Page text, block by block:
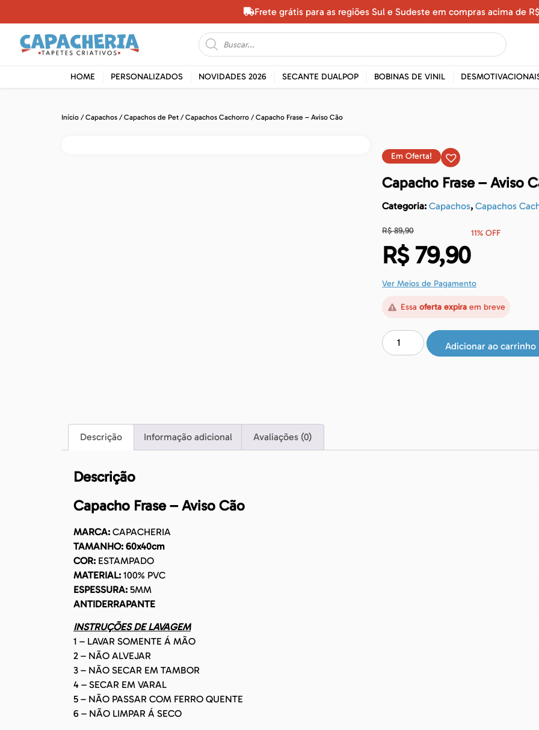
Frete grátis para as regiões Sul e Sudeste em compras acima de
HOME PERSONALIZADOS NOVIDADES 2026 SECANTE DUALPOP BOBINAS DE VINIL
Início /Capachos /Capachos de Pet /Capachos Cachorro / Capacho Frase – Aviso Cão
Em Oferta!
Capacho Frase – Aviso
Categoria: Capachos, Capachos
R$89,90
R$79,90
11% OFF
Ver Meios de Pagamento
Essa oferta expiraem breve
Adicionar ao carrinho
Descrição Informação adicional Avaliações (0)
Descrição
Capacho Frase – Aviso Cão
MARCA: CAPACHERIA
TAMANHO: 60x40cm
COR: ESTAMPADO
MATERIAL: 100% PVC
ESPESSURA: 5MM
ANTIDERRAPANTE
INSTRUÇÕES DE LAVAGEM
1 – LAVAR SOMENTE Á MÃO
2 – NÃO ALVEJAR
3 – NÃO SECAR EM TAMBOR
4 – SECAR EM VARAL
5 – NÃO PASSAR COM FERRO QUENTE
6 – NÃO LIMPAR Á SECO